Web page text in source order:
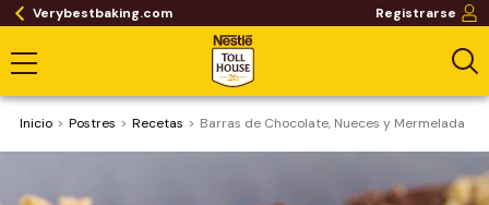
Verybestbaking.com Registrarse
Inicio Postres Recetas Barras de Chocolate, Nueces y Mermelada